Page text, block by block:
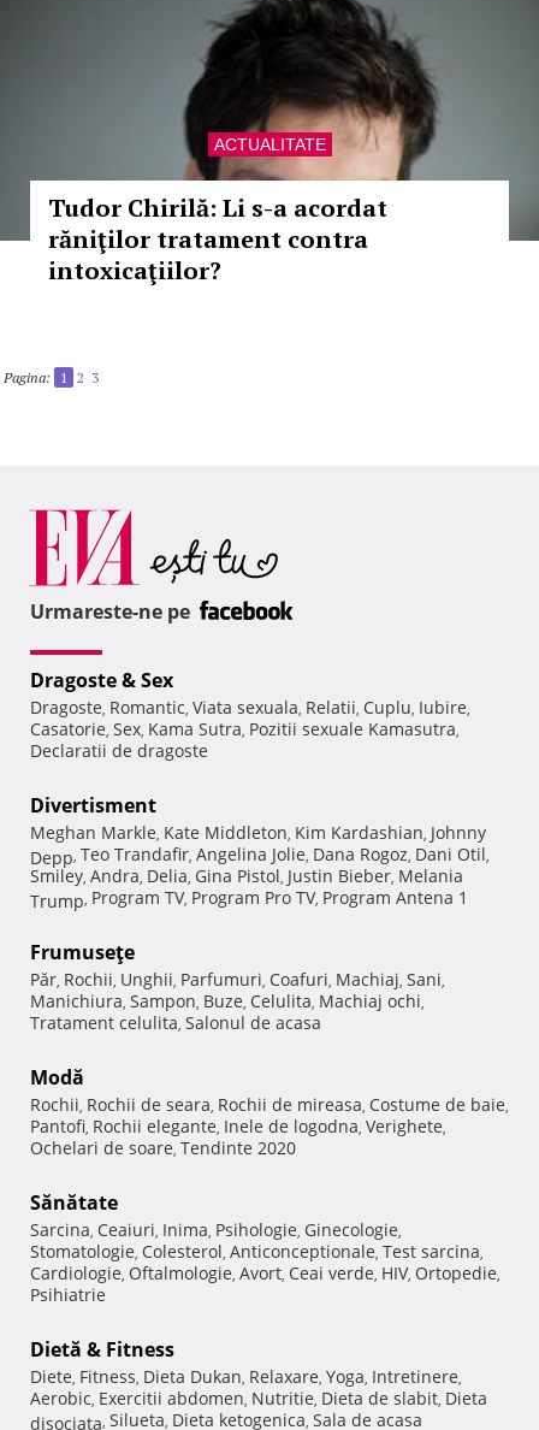
ACTUALITATE
Tudor Chirilă: Li s-a acordat
răniţilor tratament contra
intoxicaţiilor?
Pagina: 1 2 3
Urmareste-ne pe
Dragoste & Sex
Dragoste, Romantic, Viata sexuala, Relatii, Cuplu, Iubire,
Casatorie, Sex, Kama Sutra, Pozitii sexuale Kamasutra,
Declaratii de dragoste
Divertisment
Meghan Markle, Kate Middleton, Kim Kardashian, Johnny
Depp, Teo Trandafir, Angelina Jolie, Dana Rogoz, Dani Otil,
Smiley, Andra, Delia, Gina Pistol, Justin Bieber, Melania
Trump, Program TV, Program Pro TV, Program Antena 1
Frumuseţe
Păr, Rochii, Unghii, Parfumuri, Coafuri, Machiaj, Sani,
Manichiura, Sampon, Buze, Celulita, Machiaj ochi,
Tratament celulita, Salonul de acasa
Modă
Rochii, Rochii de seara, Rochii de mireasa, Costume de baie,
Pantofi, Rochii elegante, Inele de logodna, Verighete,
Ochelari de soare, Tendinte 2020
Sănătate
Sarcina, Ceaiuri, Inima, Psihologie, Ginecologie,
Stomatologie, Colesterol, Anticonceptionale, Test sarcina,
Cardiologie, Oftalmologie, Avort, Ceai verde, HIV, Ortopedie,
Psihiatrie
Dietă & Fitness
Diete, Fitness, Dieta Dukan, Relaxare, Yoga, Intretinere,
Aerobic, Exercitii abdomen, Nutritie, Dieta de slabit, Dieta
disociata, Silueta, Dieta ketogenica, Sala de acasa